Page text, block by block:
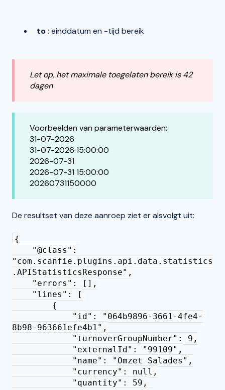
to: einddatum en -tijd bereik
Let op, het maximale toegelaten bereik is 42
dagen
Voorbeelden van parameterwaarden:
31-07-2026
31-07-2026 15:00:00
2026-07-31
2026-07-31 15:00:00
20260731150000
De resultset van deze aanroep ziet er alsvolgt uit:
{
"@class":
"com.scanfie.plugins.api.data.statistics
.APIStatisticsResponse",
"errors": [],
"lines": [
{
"id": "064b9896-3661-4fe4-
8b98-963661efe4b1",
"turnoverGroupNumber": 9,
"externalId": "99109",
"name": "Omzet Salades",
"currency": null,
"quantity": 59,